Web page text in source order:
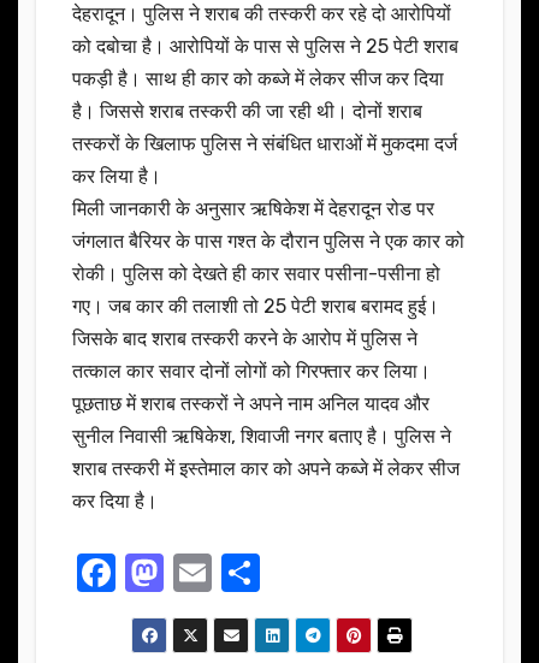
देहरादून। पुलिस ने शराब की तस्करी कर रहे दो आरोपियों
को दबोचा है। आरोपियों के पास से पुलिस ने 25 पेटी शराब
पकड़ी है। साथ ही कार को कब्जे में लेकर सीज कर दिया
है। जिससे शराब तस्करी की जा रही थी। दोनों शराब
तस्करों के खिलाफ पुलिस ने संबंधित धाराओं में मुकदमा दर्ज
कर लिया है।
मिली जानकारी के अनुसार ऋषिकेश में देहरादून रोड पर
जंगलात बैरियर के पास गश्त के दौरान पुलिस ने एक कार को
रोकी। पुलिस को देखते ही कार सवार पसीना-पसीना हो
गए। जब कार की तलाशी तो 25 पेटी शराब बरामद हुई।
जिसके बाद शराब तस्करी करने के आरोप में पुलिस ने
तत्काल कार सवार दोनों लोगों को गिरफ्तार कर लिया।
पूछताछ में शराब तस्करों ने अपने नाम अनिल यादव और
सुनील निवासी ऋषिकेश, शिवाजी नगर बताए है। पुलिस ने
शराब तस्करी में इस्तेमाल कार को अपने कब्जे में लेकर सीज
कर दिया है।
F
a
c
M
a
st
E
m
ail
h
ar